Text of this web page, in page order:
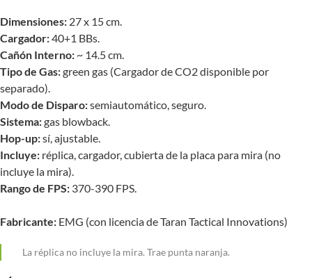
Dimensiones: 27 x 15 cm.
Cargador:40+1 BBs.
Cañón Interno: ~ 14.5 cm.
Tipode Gas:green gas (Cargador de CO2 disponible por
separado).
Modode Disparo:semiautomático, seguro.
Sistema:gas blowback.
Hop-up:sí, ajustable.
Incluye: réplica, cargador, cubierta de la placa para mira (no
incluye la mira).
Rango de FPS: 370-390 FPS.
Fabricante: EMG (con licencia de Taran Tactical Innovations)
La réplica no incluye la mira. Trae punta naranja.